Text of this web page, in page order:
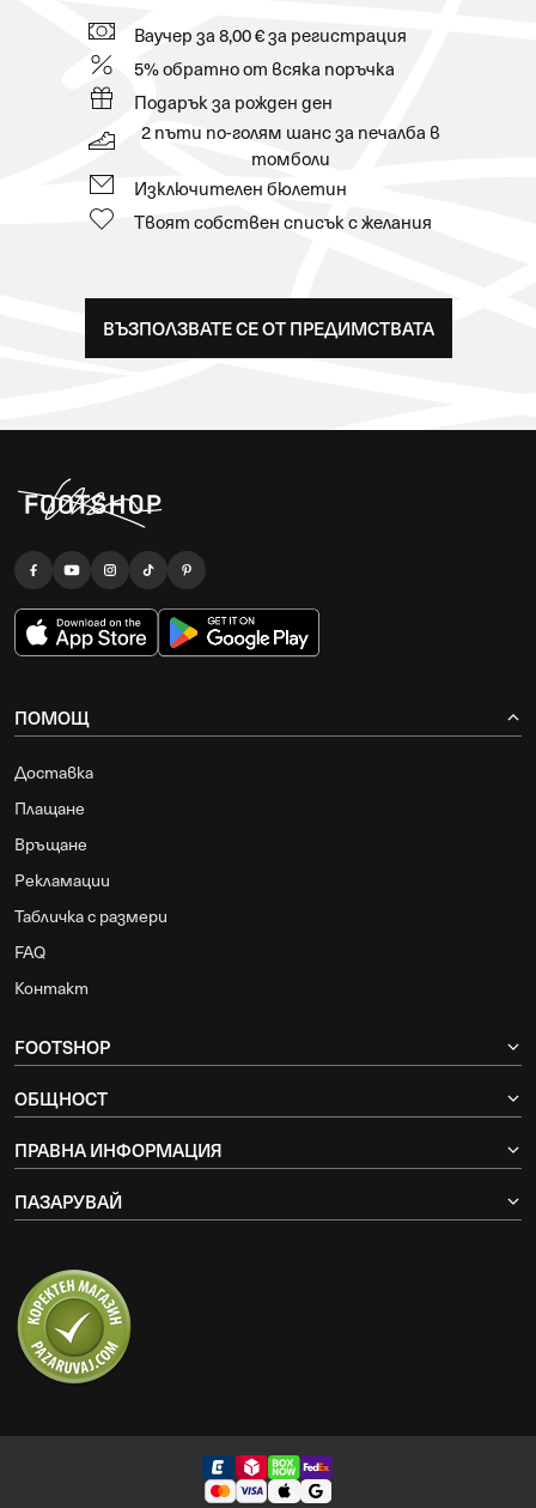
Ваучер за 8,00 € за регистрация
5% обратно от всяка поръчка
Подарък за рожден ден
2 пъти по-голям шанс за печалба в
томболи
Изключителен бюлетин
Твоят собствен списък с желания
ВЪЗПОЛЗВАТЕ СЕ ОТ ПРЕДИМСТВАТА
ПОМОЩ
Доставка
Плащане
Връщане
Рекламации
Табличка с размери
FAQ
Контакт
FOOTSHOP
ОБЩНОСТ
ПРАВНА ИНФОРМАЦИЯ
ПАЗАРУВАЙ